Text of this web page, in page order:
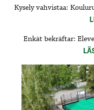
Kysely vahvistaa:
Enkät bekräftar: